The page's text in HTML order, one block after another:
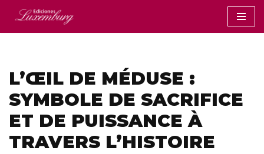
Saltar
L’ŒIL DE MÉDUSE :
SYMBOLE DE SACRIFICE
ET DE PUISSANCE À
TRAVERS L’HISTOIRE